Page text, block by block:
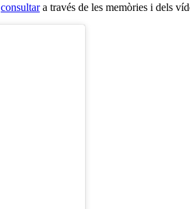
consultara través de les memòries i dels